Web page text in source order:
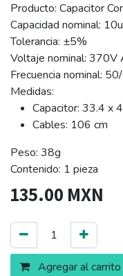
Producto: Capacitor
Capacidad nominal:
Tolerancia: ±5%
Voltaje nominal: 370V
Frecuencia nominal:
Medidas:
Capacitor: 33.4 x
Cables: 106 cm
Peso: 38g
Contenido: 1 pieza
135.00 MXN
Agregar al carrito